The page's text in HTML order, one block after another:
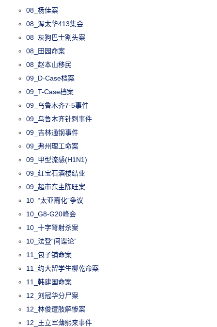
08_杨佳案
08_渥太华413集会
08_灰狗巴士割头案
08_田园命案
08_赵本山移民
09_D-Case档案
09_T-Case档案
09_乌鲁木齐7·5事件
09_乌鲁木齐针刺事件
09_吉林通钢事件
09_弗州理工命案
09_甲型流感(H1N1)
09_红宝石酒楼结业
09_超市东主陈旺案
10_“太亚裔化”争议
10_G8-G20峰会
10_十字弩射杀案
10_法登“间谍论”
11_包子铺命案
11_约大留学生柳乾命案
11_韩建国命案
12_刘冠华分尸案
12_林俊遭肢解惨案
12_王立军薄熙来事件